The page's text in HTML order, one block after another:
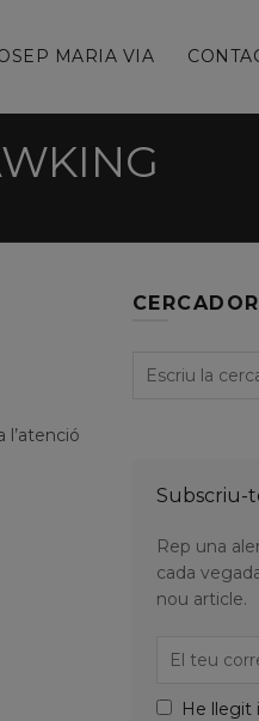
MARIA VIA
l’atenció
CERCADOR
Subscriu-
Rep una
cada
nou article.
He llegit